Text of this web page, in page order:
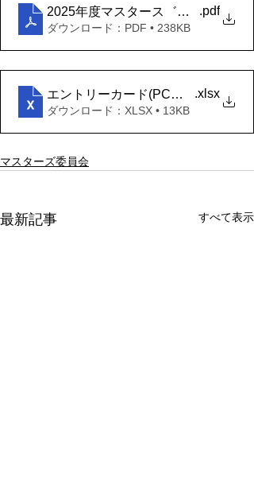
2025年度マスタース゛県予選会（実
.pdf
ダウンロード：PDF • 238KB
エントリーカード(PC記入用）
.xlsx
ダウンロード：XLSX • 13KB
マスターズ委員会
最新記事 すべて表示